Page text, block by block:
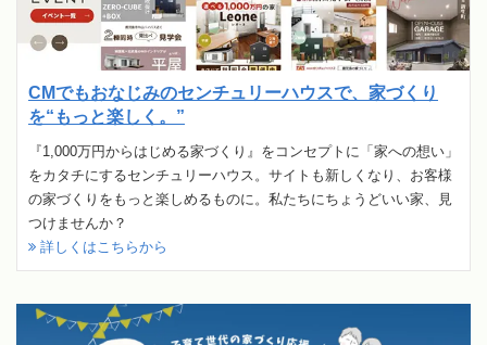
CMでもおなじみのセンチュリーハウスで、家づくり
を“もっと楽しく。”
『1,000万円からはじめる家づくり』をコンセプトに「家への想い」
をカタチにするセンチュリーハウス。サイトも新しくなり、お客様
の家づくりをもっと楽しめるものに。私たちにちょうどいい家、見
つけませんか？
詳しくはこちらから